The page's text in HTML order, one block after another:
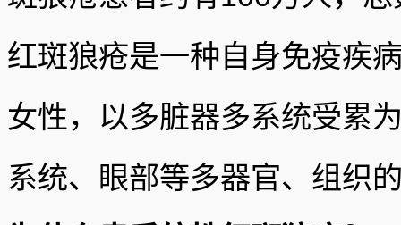
红斑狼疮是一种自身免疫疾
女性，以多脏器多系统受累
系统、眼部等多器官、组织